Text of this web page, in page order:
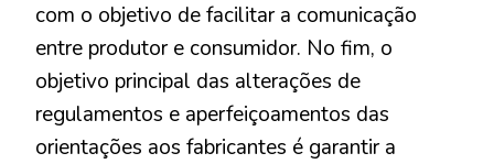
com o objetivo de facilitar a comunicação
entre produtor e consumidor. No fim, o
objetivo principal das alterações de
regulamentos e aperfeiçoamentos das
orientações aos fabricantes é garantir a